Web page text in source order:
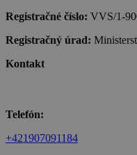
Registračné číslo: VVS/1-
Registračný úrad:
Kontakt
Telefón:
+421907091184